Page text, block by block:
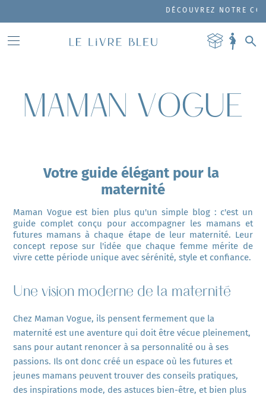
DÉCOUVREZ NOTRE
MAMAN VOGUE
Votre guide élégant pour la
maternité
Maman Vogue est bien plus qu'un simple blog : c'est un
guide complet conçu pour accompagner les mamans et
futures mamans à chaque étape de leur maternité. Leur
concept repose sur l'idée que chaque femme mérite de
vivre cette période unique avec sérénité, style et confiance.
Une vision moderne de la maternité
Chez Maman Vogue, ils pensent fermement que la
maternité est une aventure qui doit être vécue pleinement,
sans pour autant renoncer à sa personnalité ou à ses
passions. Ils ont donc créé un espace où les futures et
jeunes mamans peuvent trouver des conseils pratiques,
des inspirations mode, des astuces bien-être, et bien plus